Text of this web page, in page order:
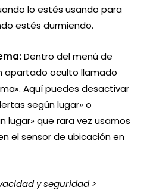
lo estés usando para
estés durmiendo.
Dentro del menú de
apartado oculto llamado
Aquí puedes desactivar
según lugar» o
lugar» que rara vez usamos
el sensor de ubicación en
y seguridad >